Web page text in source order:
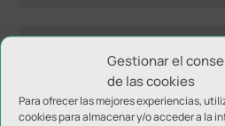
Gestionar el
de las cookies
Para ofrecer las mejores experiencias,
cookies para almacenar y/o acceder a la